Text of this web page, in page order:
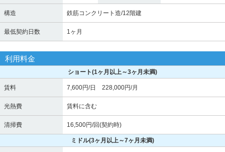
構造 鉄筋コンクリート造/12階建
最低契約日数 1ヶ月
利用料金
ショート(1ヶ月以上～3ヶ月未満)
賃料 7,600円/日 228,000円/月
光熱費 賃料に含む
清掃費 16,500円/回(契約時)
ミドル(3ヶ月以上～7ヶ月未満)